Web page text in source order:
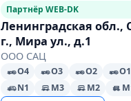
Партнёр WEB-DK
Ленинградская обл.,
г., Мира ул., д.1
ООО САЦ
O4 O3 O2 O1
N1
M3 M2